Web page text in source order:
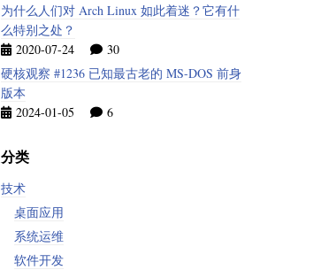
为什么人们对 Arch Linux 如此着迷？它有什
么特别之处？
2020-07-24
30
硬核观察 #1236 已知最古老的 MS-DOS 前身
版本
2024-01-05
6
分类
技术
桌面应用
系统运维
软件开发